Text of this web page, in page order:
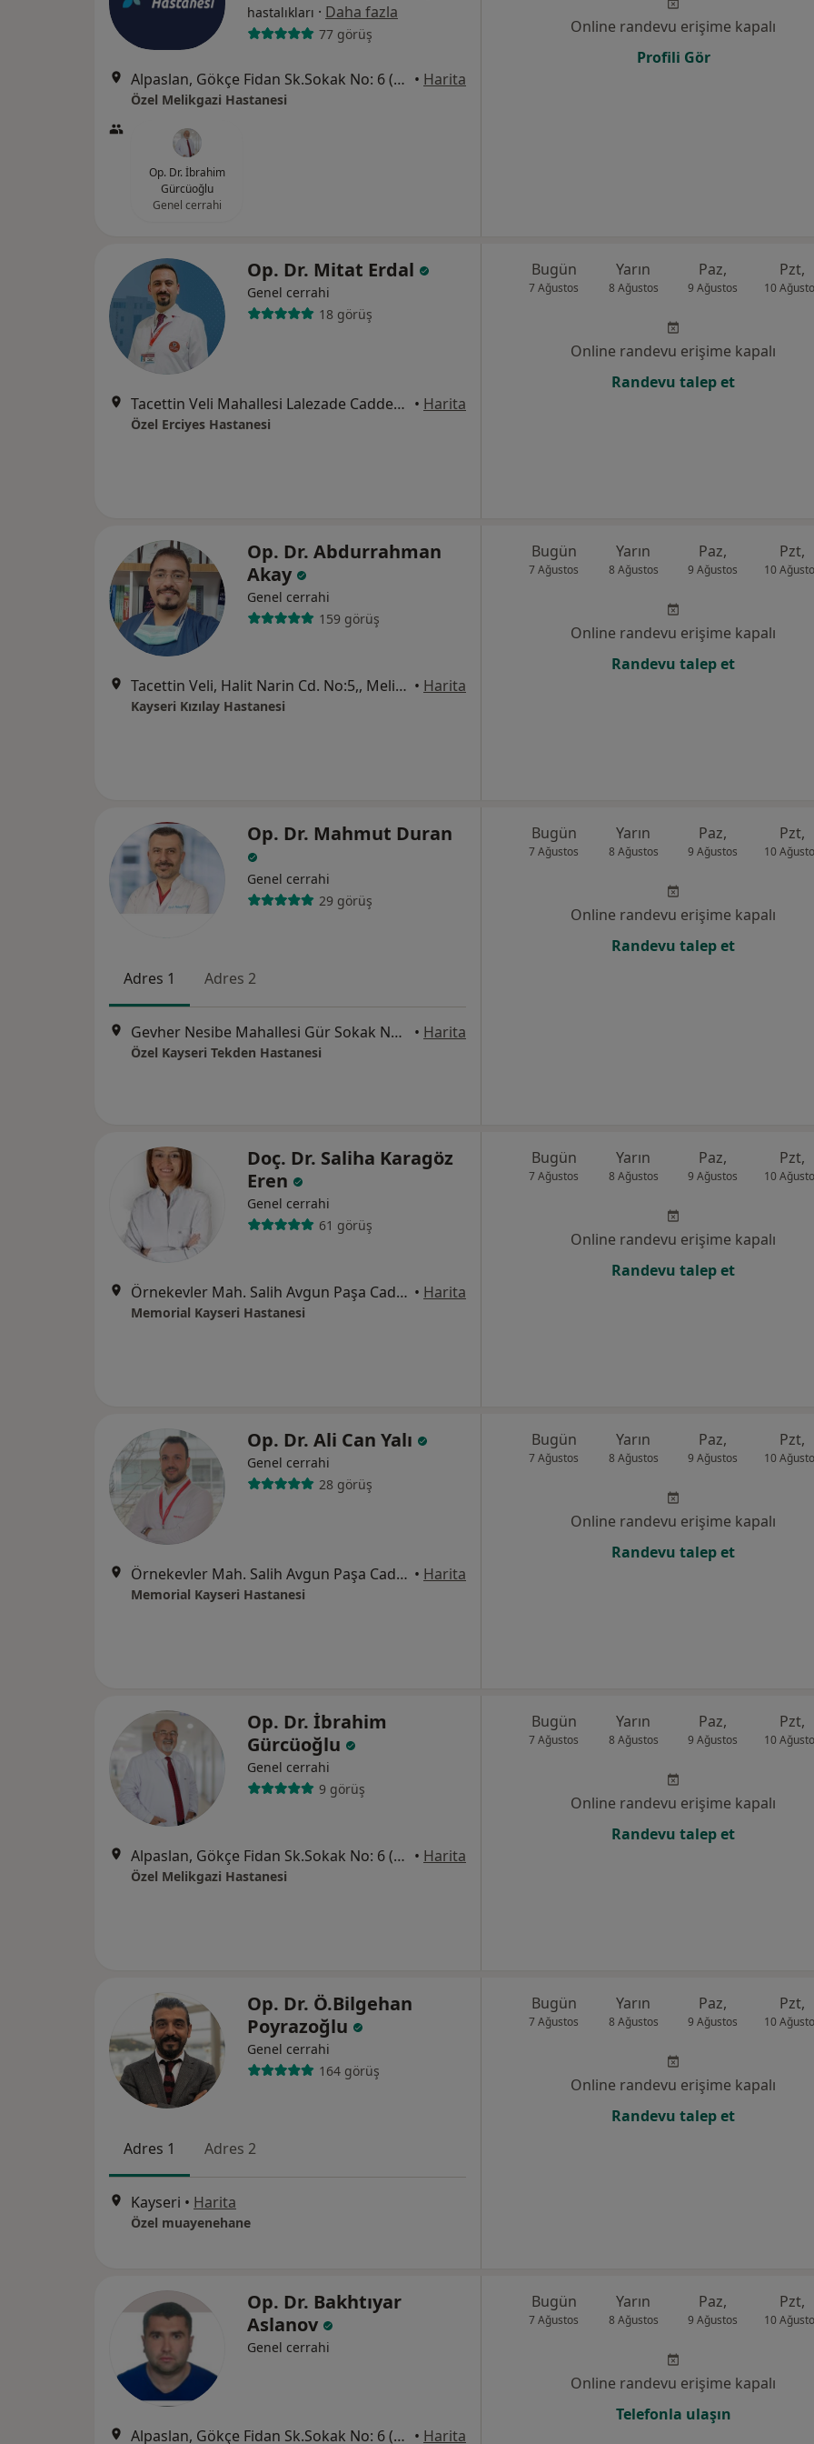
hastalıkları · Daha fazla
77 görüş
Alpaslan, Gökçe Fidan Sk.Sokak No: 6 (Kayseripark AVM arkası), Melikgazi • Harita
Özel Melikgazi Hastanesi
Op. Dr. İbrahim
Gürcüoğlu
Genel cerrahi
Online randevu erişime kapalı
Profili Gör
Op. Dr. Mitat Erdal
Genel cerrahi
18 görüş
Tacettin Veli Mahallesi Lalezade Caddesi, Kayseri • Harita
Özel Erciyes Hastanesi
Bugün
7 Ağustos
Yarın
8 Ağustos
Paz,
9 Ağustos
Pzt,
10
Online randevu erişime kapalı
Randevu talep et
Op. Dr. Abdurrahman
Akay
Genel cerrahi
159 görüş
Tacettin Veli, Halit Narin Cd. No:5,, Melikgazi • Harita
Kayseri Kızılay Hastanesi
Bugün
7 Ağustos
Yarın
8 Ağustos
Paz,
9 Ağustos
Pzt,
10
Online randevu erişime kapalı
Randevu talep et
Op. Dr. Mahmut Duran
Genel cerrahi
29 görüş
Adres 1 Adres 2
Gevher Nesibe Mahallesi Gür Sokak No : 4, Kayseri • Harita
Özel Kayseri Tekden Hastanesi
Bugün
7 Ağustos
Yarın
8 Ağustos
Paz,
9 Ağustos
Pzt,
10
Online randevu erişime kapalı
Randevu talep et
Doç. Dr. Saliha Karagöz
Eren
Genel cerrahi
61 görüş
Örnekevler Mah. Salih Avgun Paşa Cad. Temizel Sok. No: 13 38010, Kocasinan • Harita
Memorial Kayseri Hastanesi
Bugün
7 Ağustos
Yarın
8 Ağustos
Paz,
9 Ağustos
Pzt,
10
Online randevu erişime kapalı
Randevu talep et
Op. Dr. Ali Can Yalı
Genel cerrahi
28 görüş
Örnekevler Mah. Salih Avgun Paşa Cad. Temizel Sok. No: 13 38010, Kocasinan • Harita
Memorial Kayseri Hastanesi
Bugün
7 Ağustos
Yarın
8 Ağustos
Paz,
9 Ağustos
Pzt,
10
Online randevu erişime kapalı
Randevu talep et
Op. Dr. İbrahim
Gürcüoğlu
Genel cerrahi
9 görüş
Alpaslan, Gökçe Fidan Sk.Sokak No: 6 (Kayseripark AVM arkası), Melikgazi • Harita
Özel Melikgazi Hastanesi
Bugün
7 Ağustos
Yarın
8 Ağustos
Paz,
9 Ağustos
Pzt,
10
Online randevu erişime kapalı
Randevu talep et
Op. Dr. Ö.Bilgehan
Poyrazoğlu
Genel cerrahi
164 görüş
Adres 1 Adres 2
Kayseri • Harita
Özel muayenehane
Bugün
7 Ağustos
Yarın
8 Ağustos
Paz,
9 Ağustos
Pzt,
10
Online randevu erişime kapalı
Randevu talep et
Op. Dr. Bakhtıyar
Aslanov
Genel cerrahi
Alpaslan, Gökçe Fidan Sk.Sokak No: 6 (Kayseripark AVM arkası), Melikgazi • Harita
Bugün
7 Ağustos
Yarın
8 Ağustos
Paz,
9 Ağustos
Pzt,
10
Online randevu erişime kapalı
Telefonla ulaşın